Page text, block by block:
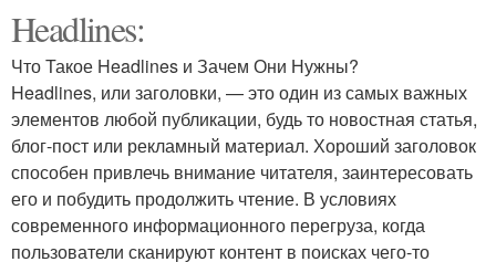
Headlines:
Что Такое Headlines и Зачем Они Нужны?
Headlines, или заголовки, — это один из самых важных
элементов любой публикации, будь то новостная статья,
блог-пост или рекламный материал. Хороший заголовок
способен привлечь внимание читателя, заинтересовать
его и побудить продолжить чтение. В условиях
современного информационного перегруза, когда
пользователи сканируют контент в поисках чего-то